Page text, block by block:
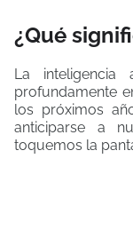
¿Qué
La inteligencia
profundamente
los próximos
anticiparse a
toquemos la